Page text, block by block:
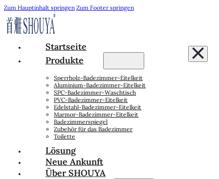
Zum Hauptinhalt springen Zum Footer springen
Startseite
Produkte
Sperrholz-Badezimmer-Eitelkeit
Aluminium-Badezimmer-Eitelkeit
SPC-Badezimmer-Waschtisch
PVC-Badezimmer-Eitelkeit
Edelstahl-Badezimmer-Eitelkeit
Marmor-Badezimmer-Eitelkeit
Badezimmerspiegel
Zubehör für das Badezimmer
Toilette
Lösung
Neue Ankunft
Über SHOUYA